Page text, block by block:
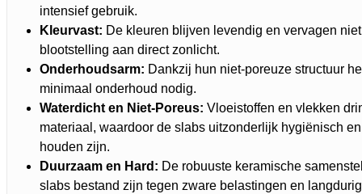
intensief gebruik.
Kleurvast: De kleuren blijven levendig en vervagen
blootstelling aan direct zonlicht.
Onderhoudsarm: Dankzij hun niet-poreuze structuur
minimaal onderhoud nodig.
Waterdicht en Niet-Poreus: Vloeistoffen en vlekken
materiaal, waardoor de slabs uitzonderlijk hygiënisch
houden zijn.
Duurzaam en Hard: De robuuste keramische
slabs bestand zijn tegen zware belastingen en